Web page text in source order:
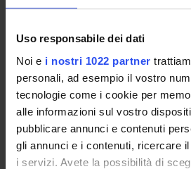
Uso responsabile dei dati
Noi e i nostri 1022 partner
personali, ad esempio il vostro
tecnologie come i cookie per
alle informazioni sul vostro
pubblicare annunci e contenuti
gli annunci e i contenuti, ricercare
i servizi. Avete la possibilità di
Avvisi relativi al
Seminari relativi al
Presentazione
Come iscriversi e Requisiti di
Piani didattici
Insegnamenti